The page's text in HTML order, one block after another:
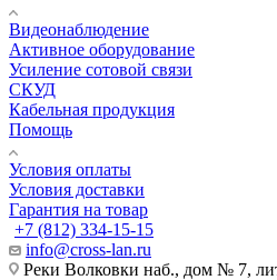
Видеонаблюдение
Активное оборудование
Усиление сотовой связи
СКУД
Кабельная продукция
Помощь
Условия оплаты
Условия доставки
Гарантия на товар
+7 (812) 334-15-15
info@cross-lan.ru
Реки Волковки наб., дом № 7,